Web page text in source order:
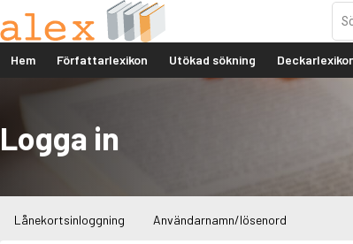
Hem Författarlexikon Utökad sökning
Logga in
Lånekortsinloggning Användarnamn/lösenord